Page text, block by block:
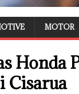
MOTOR
Honda
Cisarua